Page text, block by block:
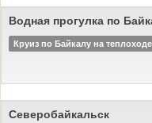
Водная прогулка по
Круиз по Байкалу на
Северобайкальск